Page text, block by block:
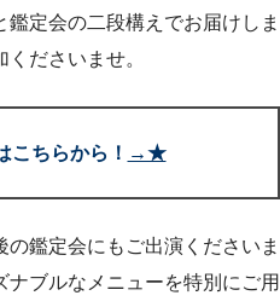
定会の二段構えでお届けしま
ださいませ。
こちらから！ →★
鑑定会にもご出演くださいま
ブルなメニューを特別にご用